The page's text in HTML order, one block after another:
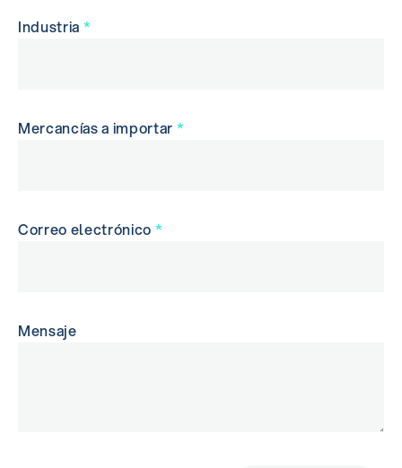
Industria *
Mercancías a importar *
Correo electrónico *
Mensaje